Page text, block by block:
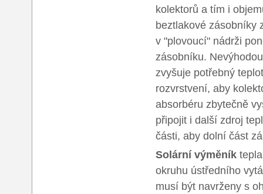
kolektorů a tím i
beztlakové zásobníky
v "plovoucí" nádrži
zásobníku.
zvyšuje potřebný
rozvrstvení, aby
absorbéru zbytečně
připojit i další zdroj
části, aby dolní část
Solární výměník
okruhu ústředního
musí být navrženy s